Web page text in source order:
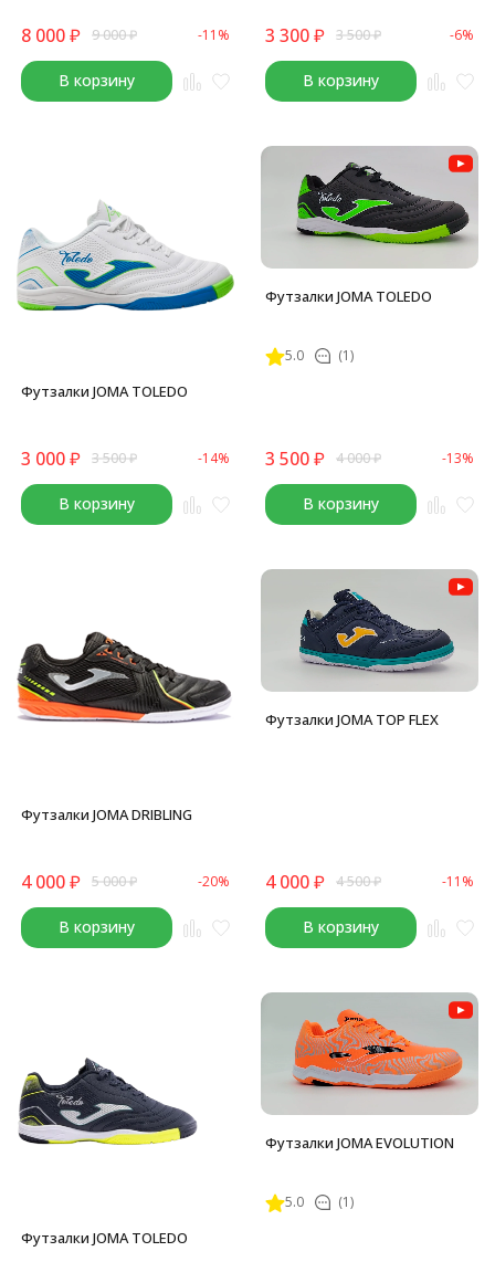
8 000₽ 9 000₽ -11%
В корзину
3 300₽ 3 500₽ -6%
В корзину
Футзалки JOMA TOLEDO
3 000₽ 3 500₽ -14%
В корзину
Футзалки JOMA TOLEDO
5.0 (1)
3 500₽ 4 000₽ -13%
В корзину
Футзалки JOMA DRIBLING
4 000₽ 5 000₽ -20%
В корзину
Футзалки JOMA TOP FLEX
4 000₽ 4 500₽ -11%
В корзину
Футзалки JOMA TOLEDO
Футзалки JOMA EVOLUTION
5.0 (1)